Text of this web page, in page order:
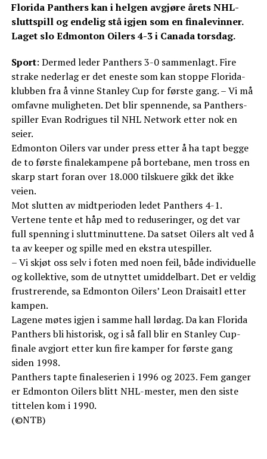
Florida Panthers kan i helgen avgjøre årets NHL-
sluttspill og endelig stå igjen som en finalevinner.
Laget slo Edmonton Oilers 4-3 i Canada torsdag.
Sport: Dermed leder Panthers 3-0 sammenlagt. Fire
strake nederlag er det eneste som kan stoppe Florida-
klubben fra å vinne Stanley Cup for første gang. – Vi må
omfavne muligheten. Det blir spennende, sa Panthers-
spiller Evan Rodrigues til NHL Network etter nok en
seier.
Edmonton Oilers var under press etter å ha tapt begge
de to første finalekampene på bortebane, men tross en
skarp start foran over 18.000 tilskuere gikk det ikke
veien.
Mot slutten av midtperioden ledet Panthers 4-1.
Vertene tente et håp med to reduseringer, og det var
full spenning i sluttminuttene. Da satset Oilers alt ved å
ta av keeper og spille med en ekstra utespiller.
– Vi skjøt oss selv i foten med noen feil, både individuelle
og kollektive, som de utnyttet umiddelbart. Det er veldig
frustrerende, sa Edmonton Oilers’ Leon Draisaitl etter
kampen.
Lagene møtes igjen i samme hall lørdag. Da kan Florida
Panthers bli historisk, og i så fall blir en Stanley Cup-
finale avgjort etter kun fire kamper for første gang
siden 1998.
Panthers tapte finaleserien i 1996 og 2023. Fem ganger
er Edmonton Oilers blitt NHL-mester, men den siste
tittelen kom i 1990.
(©NTB)